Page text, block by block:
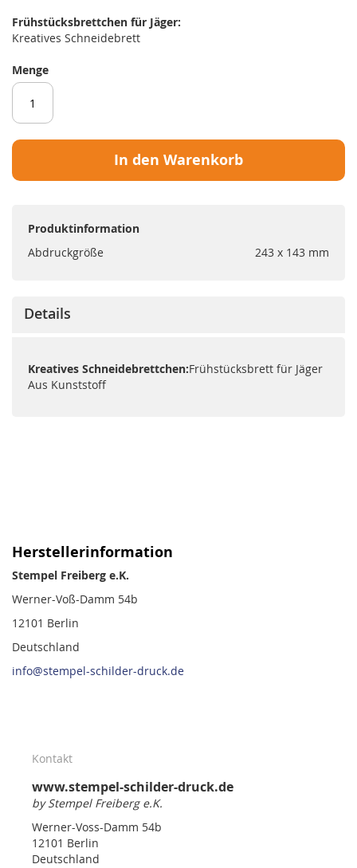
Frühstücksbrettchen für Jäger:
Kreatives Schneidebrett
Menge
In den Warenkorb
Produktinformation
Abdruckgröße
243 x 143 mm
Details
Kreatives Schneidebrettchen:Frühstücksbrett für Jäger
Aus Kunststoff
Herstellerinformation
Stempel Freiberg e.K.
Werner-Voß-Damm 54b
12101 Berlin
Deutschland
info@stempel-schilder-druck.de
Kontakt
www.stempel-schilder-druck.de
by Stempel Freiberg e.K.
Werner-Voss-Damm 54b
12101 Berlin
Deutschland